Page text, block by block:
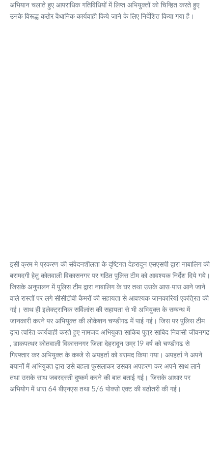
अभियान चलाते हुए आपराधिक गतिविधियों में लिप्त अभियुक्तों को चिन्हित करते हुए
उनके विरूद्ध कठोर वैधानिक कार्यवाही किये जाने के लिए निर्देशित किया गया है।
इसी क्रम मे प्रकरण की संवेदनशीलता के दृष्टिगत देहरादून एसएसपी द्वारा नाबालिग की
बरामदगी हेतु कोतवाली विकासनगर पर गठित पुलिस टीम को आवश्यक निर्देश दिये गये।
जिसके अनुपालन में पुलिस टीम द्वारा नाबालिग के घर तथा उसके आस-पास आने जाने
वाले रास्तों पर लगे सीसीटीवी कैमरों की सहायता से आवश्यक जानकारियां एकत्रित की
गई। साथ ही इलेक्ट्रानिक सर्विलांस की सहायता से भी अभियुक्त के सम्बन्ध में
जानकारी करने पर अभियुक्त की लोकेशन चण्डीगढ में पाई गई। जिस पर पुलिस टीम
द्वारा त्वरित कार्यवाही करते हुए नामजद अभियुक्त साकिब पुत्र साबिद निवासी जीवनगढ
, डाकपत्थर कोतवाली विकासनगर जिला देहरादून उम्र 19 वर्ष को चण्डीगढ से
गिरफ्तार कर अभियुक्त के कब्जे से अपहर्ता को बरामद किया गया। अपहर्ता ने अपने
बयानों में अभियुक्त द्वारा उसे बहला फुसलाकर उसका अपहरण कर अपने साथ लाने
तथा उसके साथ जबरदस्ती दुष्कर्म करने की बात बताई गई। जिसके आधार पर
अभियोग में धारा 64 बीएनएस तथा 5/6 पोक्सो एक्ट की बढोतरी की गई।